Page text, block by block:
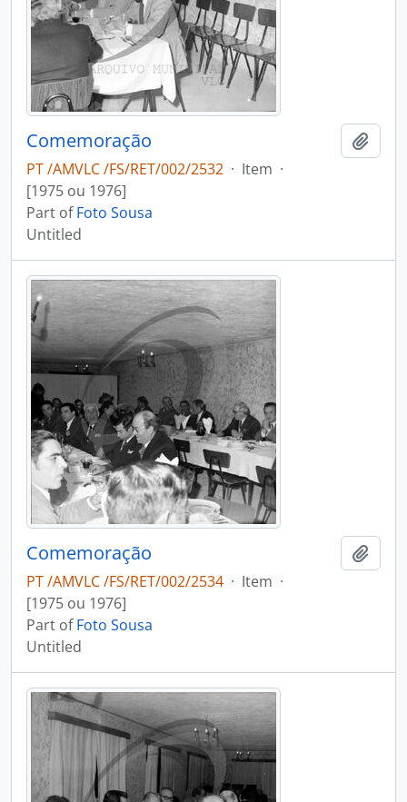
Comemoração
PT /AMVLC /FS/RET/002/2532 · Item ·
[1975 ou 1976]
Part ofFoto Sousa
Untitled
Comemoração
PT /AMVLC /FS/RET/002/2534 · Item ·
[1975 ou 1976]
Part ofFoto Sousa
Untitled